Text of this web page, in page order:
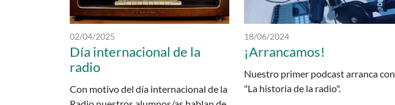
Fecha de publicación:
02/04/2025
Día internacional de la
radio
Con motivo del día internacional de la
Fecha de publicación:
18/06/2024
¡Arrancamos!
Nuestro primer podcast arranca con
"La historia de la radio".